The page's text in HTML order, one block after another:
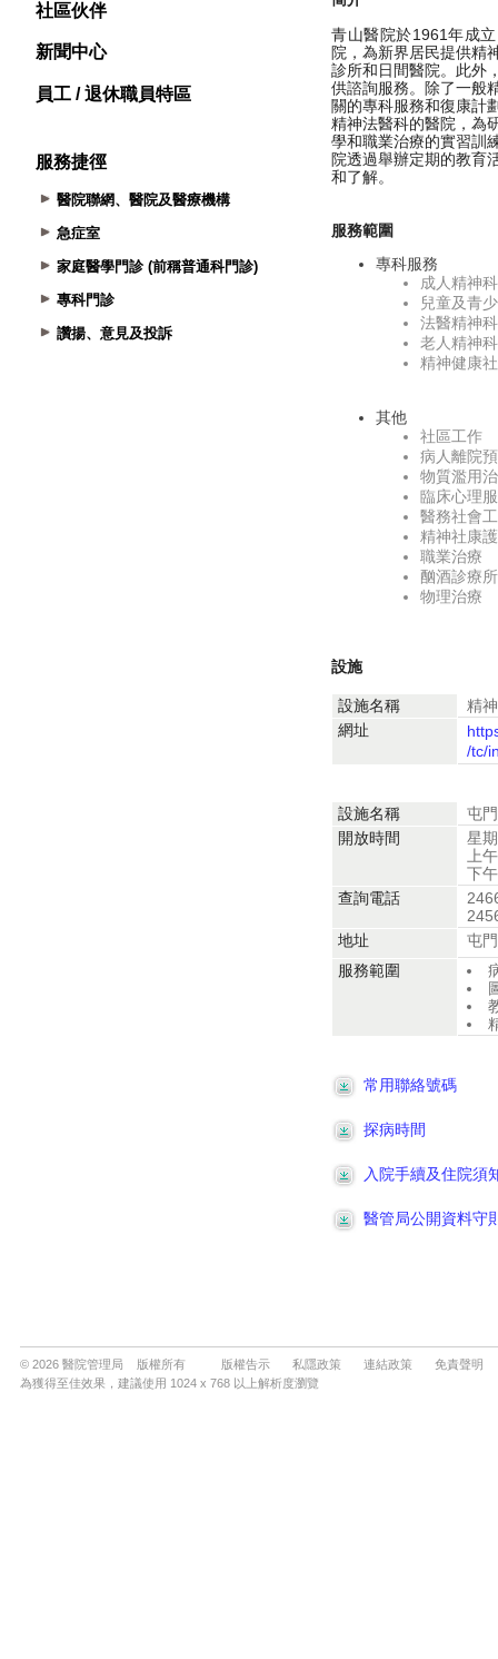
社區伙伴
新聞中心
員工 / 退休職員特區
服務捷徑
醫院聯網、醫院及醫療機構
急症室
家庭醫學門診 (前稱普通科門診)
專科門診
讚揚、意見及投訴
© 2026 醫院管理局 版權所有 版權告示 私隱政策 連結政策
免責聲明
為獲得至佳效果，建議使用 1024 x 768 以上解析度瀏覽